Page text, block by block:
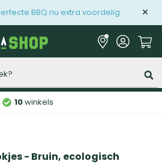
BBQ nu extra voordelig
10winkels
- Bruin, ecologisch